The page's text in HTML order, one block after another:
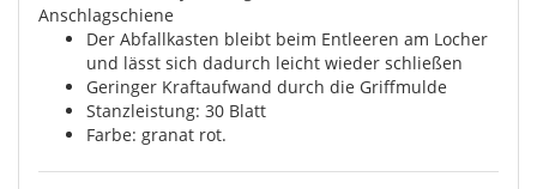
Anschlagschiene
Der Abfallkasten bleibt beim Entleeren am Locher
und lässt sich dadurch leicht wieder schließen
Geringer Kraftaufwand durch die Griffmulde
Stanzleistung: 30 Blatt
Farbe: granat rot.